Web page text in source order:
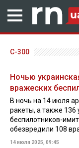
С-300
Ночью
вражеских
В ночь на 14 июля
ракеты, а также 136
беспилотников-
обезвредили 108
14 июля 2025, 09:45